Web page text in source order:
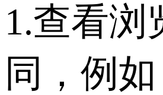
1.查看
同，例